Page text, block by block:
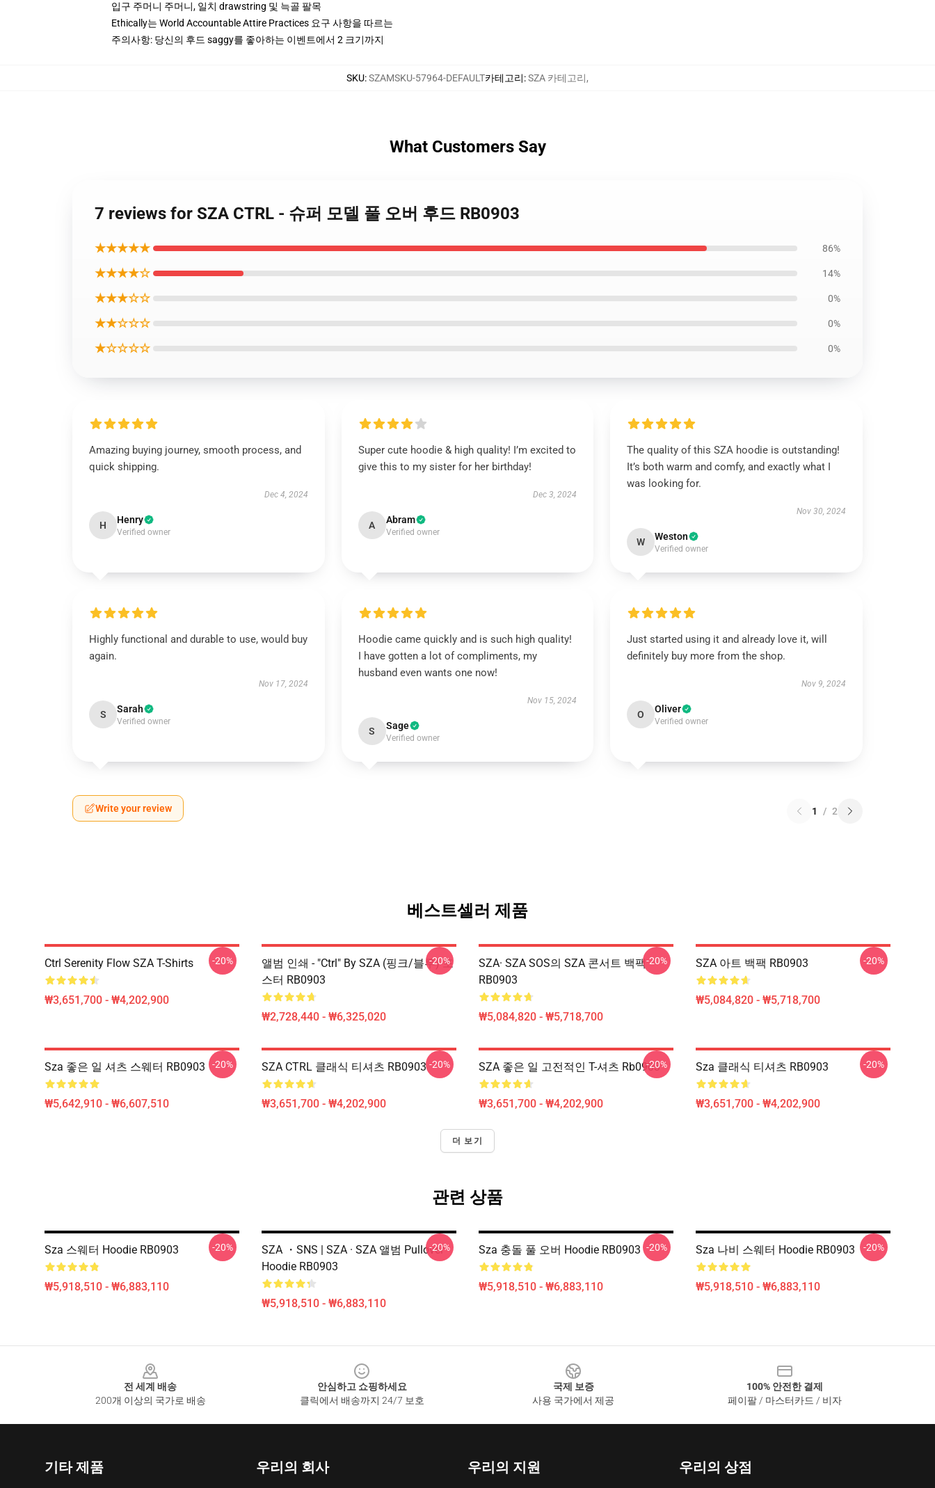
입구 주머니 주머니, 일치 drawstring 및 늑골 팔목
Ethically는 World Accountable Attire Practices 요구 사항을 따르는
주의사항: 당신의 후드 saggy를 좋아하는 이벤트에서 2 크기까지
SKU:SZAMSKU-57964-DEFAULT카테고리:SZA 카테고리,
What Customers Say
7 reviews for SZA CTRL - 슈퍼 모델 풀 오버 후드 RB0903
★★★★★ 86%
★★★★☆ 14%
★★★☆☆ 0%
★★☆☆☆ 0%
★☆☆☆☆ 0%
Amazing buying journey, smooth process, and
quick shipping.
Dec 4, 2024
H Henry
Verified owner
Super cute hoodie & high quality! I’m excited to
give this to my sister for her birthday!
Dec 3, 2024
A Abram
Verified owner
The quality of this SZA hoodie is outstanding!
It’s both warm and comfy, and exactly what I
was looking for.
Nov 30, 2024
W Weston
Verified owner
Highly functional and durable to use, would buy
again.
Nov 17, 2024
S Sarah
Verified owner
Hoodie came quickly and is such high quality!
I have gotten a lot of compliments, my
husband even wants one now!
Nov 15, 2024
S Sage
Verified owner
Just started using it and already love it, will
definitely buy more from the shop.
Nov 9, 2024
O Oliver
Verified owner
Write your review 1 / 2
베스트셀러 제품
Ctrl Serenity Flow SZA T-Shirts
₩3,651,700 - ₩4,202,900
-20%
앨범 인쇄 - "Ctrl" By SZA (핑크/블루) 포
스터 RB0903
₩2,728,440 - ₩6,325,020
-20%
SZA· SZA SOS의 SZA 콘서트 백팩
RB0903
₩5,084,820 - ₩5,718,700
-20% SZA 아트 백팩 RB0903
₩5,084,820 - ₩5,718,700
-20%
Sza 좋은 일 셔츠 스웨터 RB0903
₩5,642,910 - ₩6,607,510
-20% SZA CTRL 클래식 티셔츠 RB0903
₩3,651,700 - ₩4,202,900
-20% SZA 좋은 일 고전적인 T-셔츠 Rb0903
₩3,651,700 - ₩4,202,900
-20% Sza 클래식 티셔츠 RB0903
₩3,651,700 - ₩4,202,900
-20%
더 보기
관련 상품
Sza 스웨터 Hoodie RB0903
₩5,918,510 - ₩6,883,110
-20%
SZA ・SNS | SZA · SZA 앨범 Pullover
Hoodie RB0903
₩5,918,510 - ₩6,883,110
-20% Sza 충돌 풀 오버 Hoodie RB0903
₩5,918,510 - ₩6,883,110
-20% Sza 나비 스웨터 Hoodie RB0903
₩5,918,510 - ₩6,883,110
-20%
전 세계 배송
200개 이상의 국가로 배송
안심하고 쇼핑하세요
클릭에서 배송까지 24/7 보호
국제 보증
사용 국가에서 제공
100% 안전한 결제
페이팔 / 마스터카드 / 비자
기타 제품 우리의 회사 우리의 지원 우리의 상점